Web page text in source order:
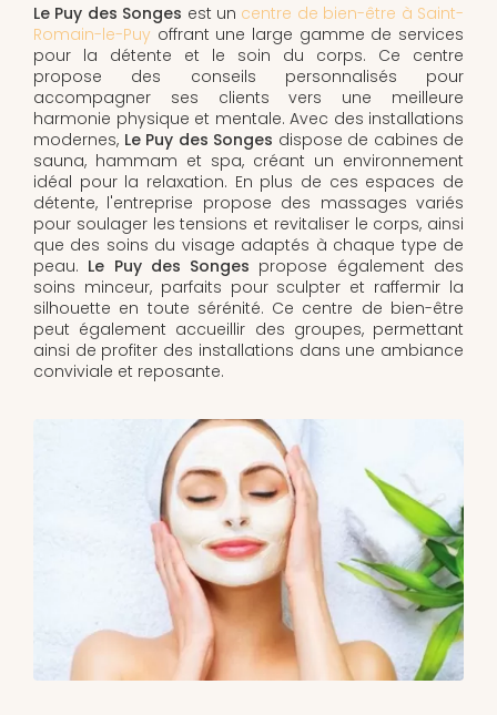
Le Puy des Songes est un centre de bien-être à Saint-
Romain-le-Puy offrant une large gamme de services
pour la détente et le soin du corps. Ce centre
propose des conseils personnalisés pour
accompagner ses clients vers une meilleure
harmonie physique et mentale. Avec des installations
modernes, Le Puy des Songes dispose de cabines de
sauna, hammam et spa, créant un environnement
idéal pour la relaxation. En plus de ces espaces de
détente, l'entreprise propose des massages variés
pour soulager les tensions et revitaliser le corps, ainsi
que des soins du visage adaptés à chaque type de
peau. Le Puy des Songes propose également des
soins minceur, parfaits pour sculpter et raffermir la
silhouette en toute sérénité. Ce centre de bien-être
peut également accueillir des groupes, permettant
ainsi de profiter des installations dans une ambiance
conviviale et reposante.